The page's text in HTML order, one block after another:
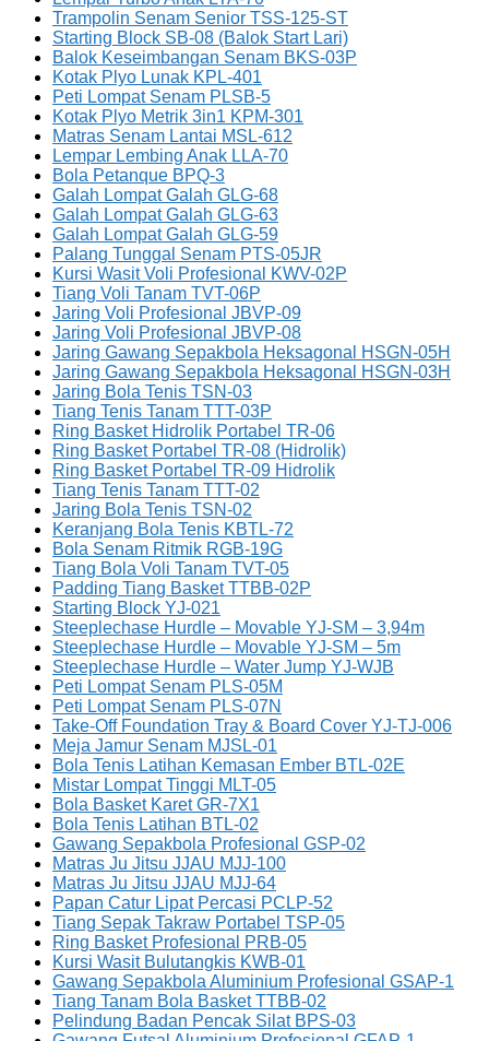
Trampolin Senam Senior TSS-125-ST
Starting Block SB-08 (Balok Start Lari)
Balok Keseimbangan Senam BKS-03P
Kotak Plyo Lunak KPL-401
Peti Lompat Senam PLSB-5
Kotak Plyo Metrik 3in1 KPM-301
Matras Senam Lantai MSL-612
Lempar Lembing Anak LLA-70
Bola Petanque BPQ-3
Galah Lompat Galah GLG-68
Galah Lompat Galah GLG-63
Galah Lompat Galah GLG-59
Palang Tunggal Senam PTS-05JR
Kursi Wasit Voli Profesional KWV-02P
Tiang Voli Tanam TVT-06P
Jaring Voli Profesional JBVP-09
Jaring Voli Profesional JBVP-08
Jaring Gawang Sepakbola Heksagonal HSGN-05H
Jaring Gawang Sepakbola Heksagonal HSGN-03H
Jaring Bola Tenis TSN-03
Tiang Tenis Tanam TTT-03P
Ring Basket Hidrolik Portabel TR-06
Ring Basket Portabel TR-08 (Hidrolik)
Ring Basket Portabel TR-09 Hidrolik
Tiang Tenis Tanam TTT-02
Jaring Bola Tenis TSN-02
Keranjang Bola Tenis KBTL-72
Bola Senam Ritmik RGB-19G
Tiang Bola Voli Tanam TVT-05
Padding Tiang Basket TTBB-02P
Starting Block YJ-021
Steeplechase Hurdle – Movable YJ-SM – 3,94m
Steeplechase Hurdle – Movable YJ-SM – 5m
Steeplechase Hurdle – Water Jump YJ-WJB
Peti Lompat Senam PLS-05M
Peti Lompat Senam PLS-07N
Take-Off Foundation Tray & Board Cover YJ-TJ-006
Meja Jamur Senam MJSL-01
Bola Tenis Latihan Kemasan Ember BTL-02E
Mistar Lompat Tinggi MLT-05
Bola Basket Karet GR-7X1
Bola Tenis Latihan BTL-02
Gawang Sepakbola Profesional GSP-02
Matras Ju Jitsu JJAU MJJ-100
Matras Ju Jitsu JJAU MJJ-64
Papan Catur Lipat Percasi PCLP-52
Tiang Sepak Takraw Portabel TSP-05
Ring Basket Profesional PRB-05
Kursi Wasit Bulutangkis KWB-01
Gawang Sepakbola Aluminium Profesional GSAP-1
Tiang Tanam Bola Basket TTBB-02
Pelindung Badan Pencak Silat BPS-03